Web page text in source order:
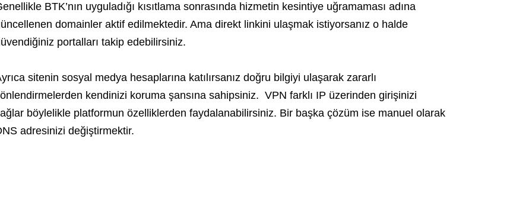
BTK’nın uyguladığı kısıtlama sonrasında hizmetin kesintiye uğramaması adına
domainler aktif edilmektedir. Ama direkt linkini ulaşmak istiyorsanız o halde
portalları takip edebilirsiniz.
sitenin sosyal medya hesaplarına katılırsanız doğru bilgiyi ulaşarak zararlı
kendinizi koruma şansına sahipsiniz. VPN farklı IP üzerinden girişinizi
böylelikle platformun özelliklerden faydalanabilirsiniz. Bir başka çözüm ise manuel olarak
adresinizi değiştirmektir.